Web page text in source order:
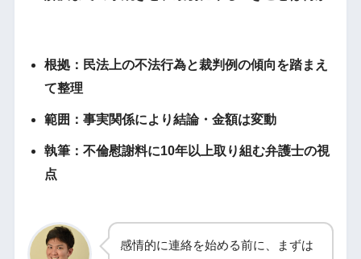
根拠：民法上の不法行為と裁判例の傾向を踏まえ
て整理
範囲：事実関係により結論・金額は変動
執筆：不倫慰謝料に10年以上取り組む弁護士の視
点
感情的に連絡を始める前に、まずは